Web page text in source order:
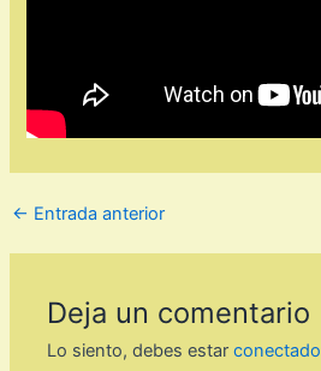
← Entrada anterior
Deja un comentario
Lo siento, debes estarconectado